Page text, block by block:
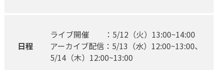
日程
ライブ開催 ：5/12（火）13:00~14:00
アーカイブ配信：5/13（水）12:00~13:00、
5/14（木）12:00~13:00